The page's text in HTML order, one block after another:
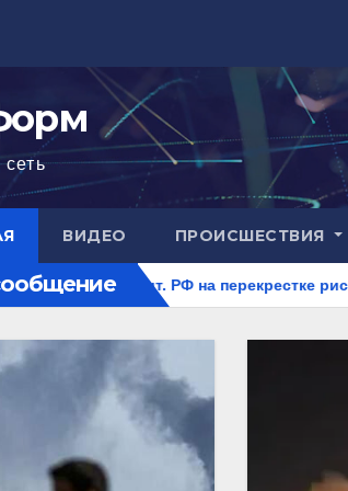
ВИДЕО ПРОИСШЕСТВИЯ
РФ на перекрестке рисков. В